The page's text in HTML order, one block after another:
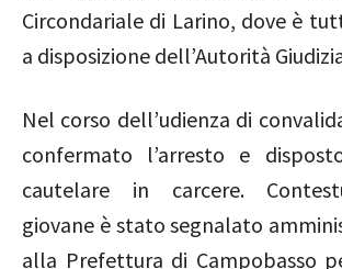
Circondariale di Larino, dove è
a disposizione dell’Autorità
Nel corso dell’udienza di
confermato l’arresto e
cautelare in carcere.
giovane è stato segnalato
alla Prefettura di Campobasso